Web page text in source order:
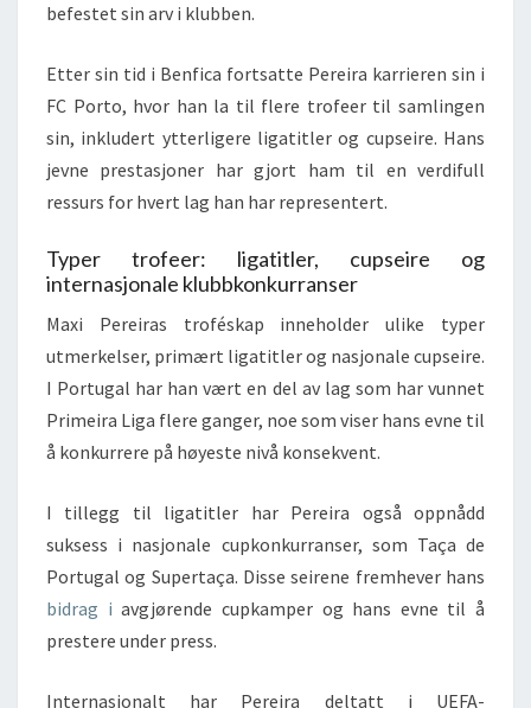
befestet sin arv i klubben.
Etter sin tid i Benfica fortsatte Pereira karrieren sin i
FC Porto, hvor han la til flere trofeer til samlingen
sin, inkludert ytterligere ligatitler og cupseire. Hans
jevne prestasjoner har gjort ham til en verdifull
ressurs for hvert lag han har representert.
Typer trofeer: ligatitler, cupseire og
internasjonale klubbkonkurranser
Maxi Pereiras troféskap inneholder ulike typer
utmerkelser, primært ligatitler og nasjonale cupseire.
I Portugal har han vært en del av lag som har vunnet
Primeira Liga flere ganger, noe som viser hans evne til
å konkurrere på høyeste nivå konsekvent.
I tillegg til ligatitler har Pereira også oppnådd
suksess i nasjonale cupkonkurranser, som Taça de
Portugal og Supertaça. Disse seirene fremhever hans
bidrag i avgjørende cupkamper og hans evne til å
prestere under press.
Internasjonalt har Pereira deltatt i UEFA-